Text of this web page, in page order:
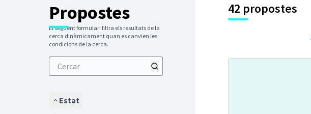
Propostes
El següent formulari filtra els resultats de la
cerca dinàmicament quan es canvien les
condicions de la cerca.
Estat
42 propostes